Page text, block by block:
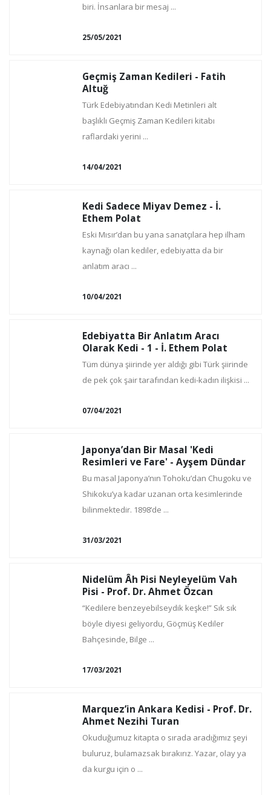
biri. İnsanlara bir mesaj ...
25/05/2021
Geçmiş Zaman Kedileri - Fatih
Altuğ
Türk Edebiyatından Kedi Metinleri alt
başlıklı Geçmiş Zaman Kedileri kitabı
raflardaki yerini ...
14/04/2021
Kedi Sadece Miyav Demez - İ.
Ethem Polat
Eski Mısır’dan bu yana sanatçılara hep ilham
kaynağı olan kediler, edebiyatta da bir
anlatım aracı ...
10/04/2021
Edebiyatta Bir Anlatım Aracı
Olarak Kedi - 1 - İ. Ethem Polat
Tüm dünya şiirinde yer aldığı gibi Türk şiirinde
de pek çok şair tarafından kedi-kadın ilişkisi ...
07/04/2021
Japonya’dan Bir Masal 'Kedi
Resimleri ve Fare' - Ayşem Dündar
Bu masal Japonya’nın Tohoku’dan Chugoku ve
Shikoku’ya kadar uzanan orta kesimlerinde
bilinmektedir. 1898’de ...
31/03/2021
Nidelüm Âh Pisi Neyleyelüm Vah
Pisi - Prof. Dr. Ahmet Özcan
“Kedilere benzeyebilseydik keşke!” Sık sık
böyle diyesi geliyordu, Göçmüş Kediler
Bahçesinde, Bilge ...
17/03/2021
Marquez’in Ankara Kedisi - Prof. Dr.
Ahmet Nezihi Turan
Okuduğumuz kitapta o sırada aradığımız şeyi
buluruz, bulamazsak bırakırız. Yazar, olay ya
da kurgu için o ...